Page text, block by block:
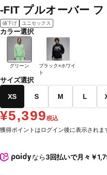
-FIT プルオーバー
値下げ ユニセックス
カラー選択
グリーン
ブラック×ホワイ
ト
サイズ選択
XS S M L
¥5,399税込
獲得ポイントはログイン後に表示されま
なら3回払いで月々￥